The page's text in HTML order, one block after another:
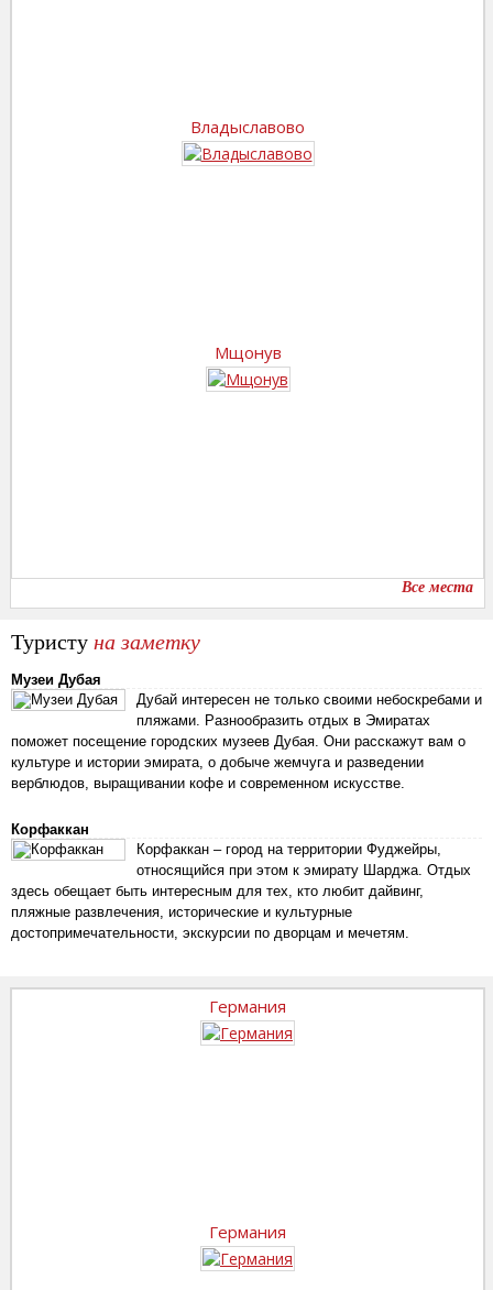
Владыславово
Мщонув
Все места
Туристу на заметку
Музеи Дубая
Дубай интересен не только своими небоскребами и
пляжами. Разнообразить отдых в Эмиратах
поможет посещение городских музеев Дубая. Они расскажут вам о
культуре и истории эмирата, о добыче жемчуга и разведении
верблюдов, выращивании кофе и современном искусстве.
Корфаккан
Корфаккан – город на территории Фуджейры,
относящийся при этом к эмирату Шарджа. Отдых
здесь обещает быть интересным для тех, кто любит дайвинг,
пляжные развлечения, исторические и культурные
достопримечательности, экскурсии по дворцам и мечетям.
Германия
Германия